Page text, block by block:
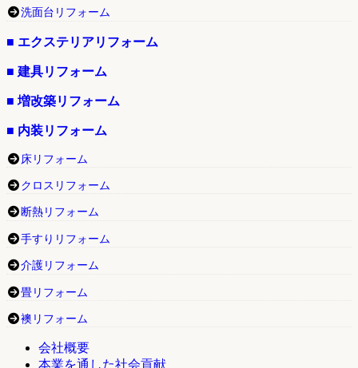
洗面台リフォーム
■ エクステリアリフォーム
■ 建具リフォーム
■ 増改築リフォーム
■ 内装リフォーム
床リフォーム
クロスリフォーム
断熱リフォーム
手すりリフォーム
介護リフォーム
畳リフォーム
襖リフォーム
会社概要
本業を通した社会貢献